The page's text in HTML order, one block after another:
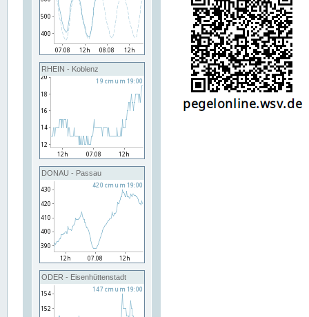
RHEIN - Koblenz
DONAU - Passau
ODER - Eisenhüttenstadt